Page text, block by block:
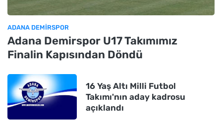
ADANA DEMIRSPOR
Adana Demirspor U17 Takımımız
Finalin Kapısından Döndü
16 Yaş Altı Milli Futbol
Takımı'nın aday kadrosu
açıklandı